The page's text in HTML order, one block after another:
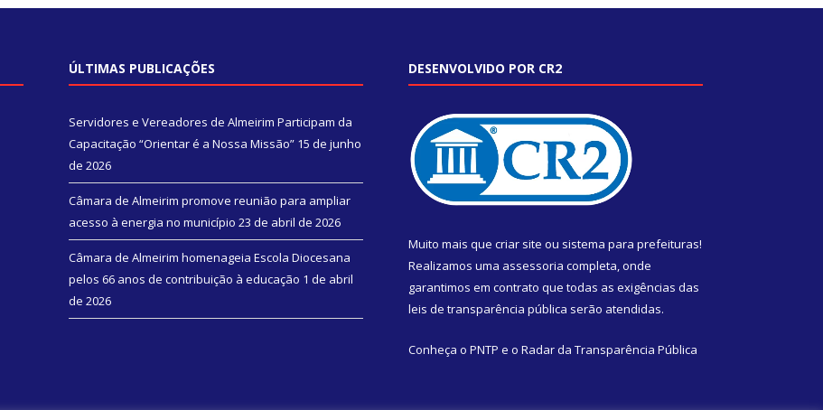
ÚLTIMAS PUBLICAÇÕES
Servidores e Vereadores de Almeirim Participam da
Capacitação “Orientar é a Nossa Missão” 15 de junho
de 2026
Câmara de Almeirim promove reunião para ampliar
acesso à energia no município 23 de abril de 2026
Câmara de Almeirim homenageia Escola Diocesana
pelos 66 anos de contribuição à educação 1 de abril
de 2026
DESENVOLVIDO POR CR2
Muito mais que criar site ou sistema para prefeituras!
Realizamos uma assessoria completa, onde
garantimos em contrato que todas as exigências das
leis de transparência pública serão atendidas.
Conheça o PNTP e o Radar da Transparência Pública